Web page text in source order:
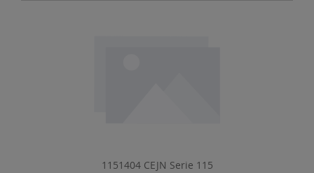
1151404 CEJN Serie 115